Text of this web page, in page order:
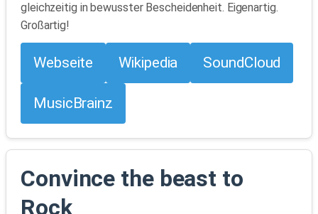
gleichzeitig in bewusster Bescheidenheit. Eigenartig.
Großartig!
Webseite Wikipedia SoundCloud
MusicBrainz
Convince the beast to
Rock